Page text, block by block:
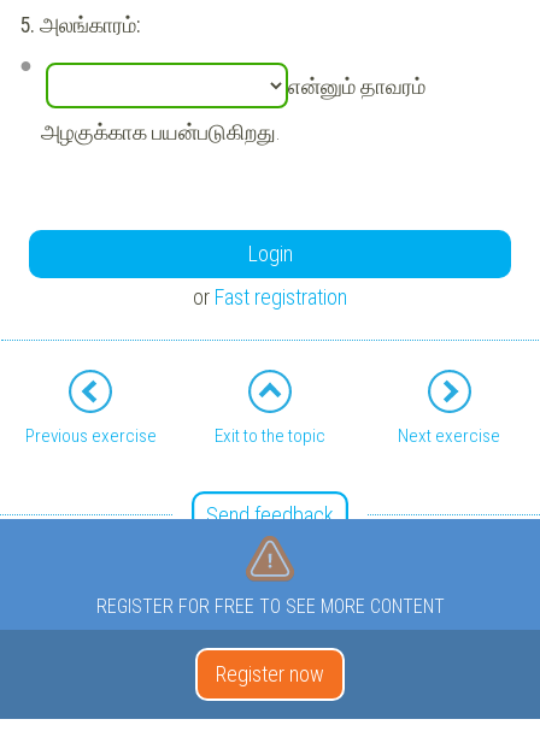
5. அலங்காரம்:
என்னும் தாவரம்
அழகுக்காக பயன்படுகிறது.
Login
or Fast registration
Previous exercise Exit to the topic Next exercise
Send feedback
REGISTER FOR FREE TO SEE MORE CONTENT
Register now